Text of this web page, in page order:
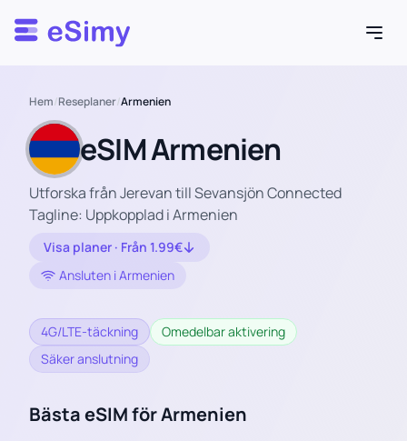
Esimy
Hem/Reseplaner/Armenien
eSIM Armenien
Utforska från Jerevan till Sevansjön Connected
Tagline: Uppkopplad i Armenien
Visa planer · Från 1.99€
Ansluten i Armenien
4G/LTE-täckning
Omedelbar aktivering
Säker anslutning
Bästa eSIM för Armenien